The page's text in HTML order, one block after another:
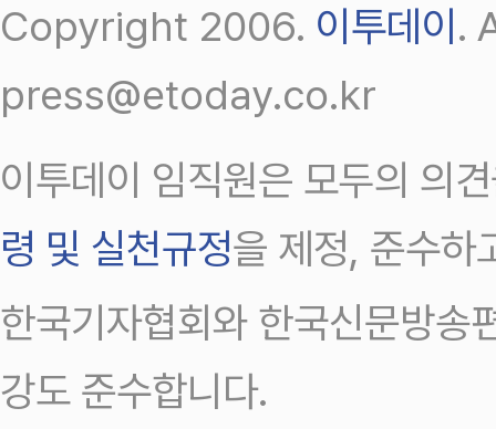
Copyright 2006. 이투데이 .
press@etoday.co.kr
이투데이 임직원은 모두의 의
령 및 실천규정을 제정, 준수하
한국기자협회와 한국신문방송
강도 준수합니다.